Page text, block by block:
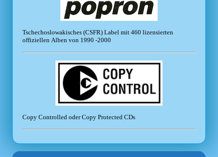
Tschechoslowakisches (CSFR) Label mit 460 lizensierten
offiziellen Alben von 1990 -2000
Copy Controlled oder Copy Protected CDs